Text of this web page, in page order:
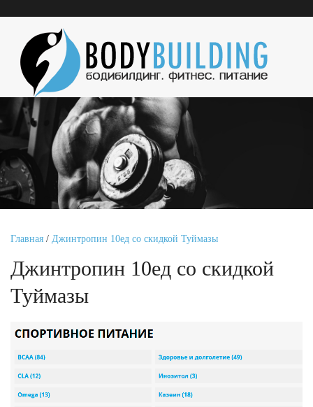
Главная / Джинтропин 10ед со скидкой Туймазы
Джинтропин 10ед со скидкой
Туймазы